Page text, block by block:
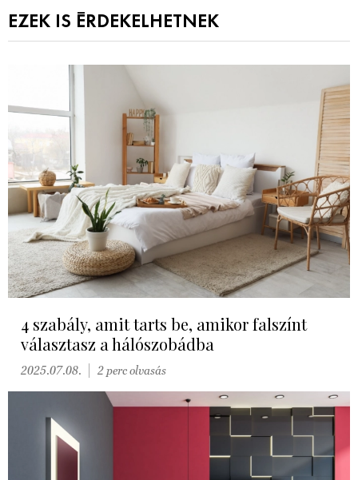
EZEK IS ÉRDEKELHETNEK
4 szabály, amit tarts be, amikor falszínt
választasz a hálószobádba
2025.07.08. 2 perc olvasás